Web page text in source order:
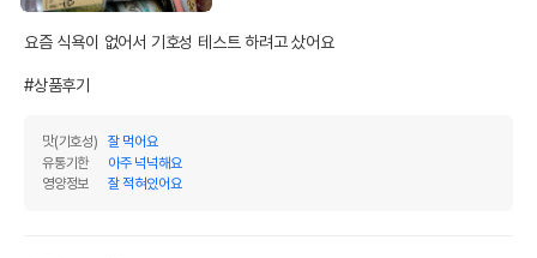
요즘 식욕이 없어서 기호성 테스트 하려고 샀어요
#상품후기
맛(기호성)
잘 먹어요
유통기한
아주 넉넉해요
영양정보
잘 적혀있어요